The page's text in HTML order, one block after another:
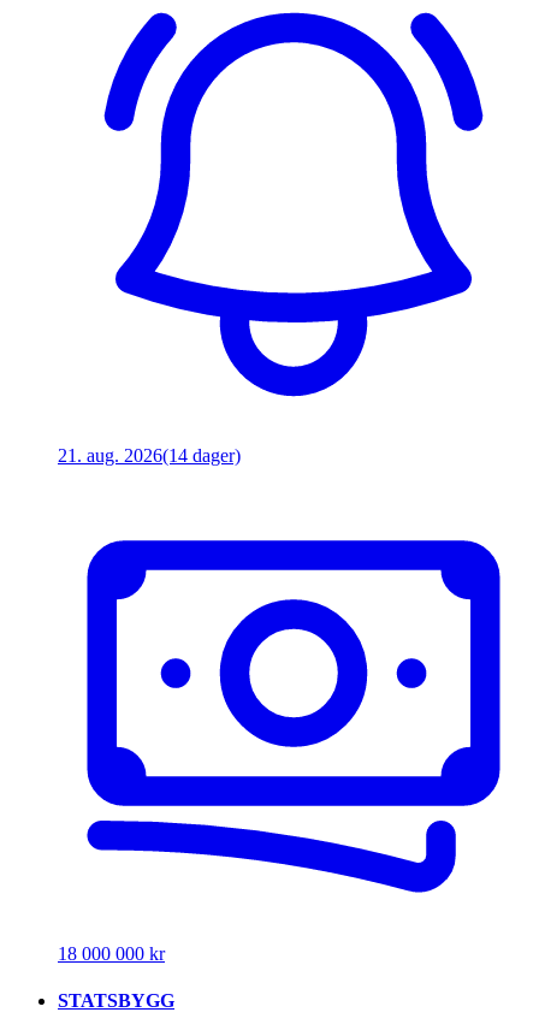
21. aug. 2026(14 dager)
18 000 000 kr
STATSBYGG